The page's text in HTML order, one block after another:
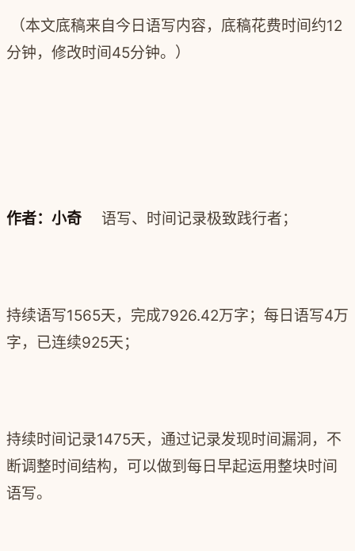
（本文底稿来自今日语写内容，底稿花费时间约12
分钟，修改时间45分钟。）
作者：小奇 语写、时间记录极致践行者；
持续语写1565天，完成7926.42万字；每日语写4万
字，已连续925天；
持续时间记录1475天，通过记录发现时间漏洞，不
断调整时间结构，可以做到每日早起运用整块时间
语写。